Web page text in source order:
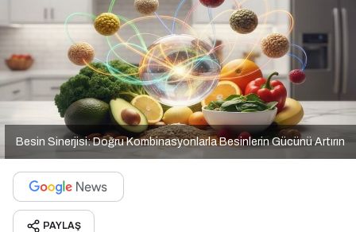
Besin Sinerjisi: Doğru Kombinasyonlarla Besinlerin Gücünü Artırın
PAYLAŞ